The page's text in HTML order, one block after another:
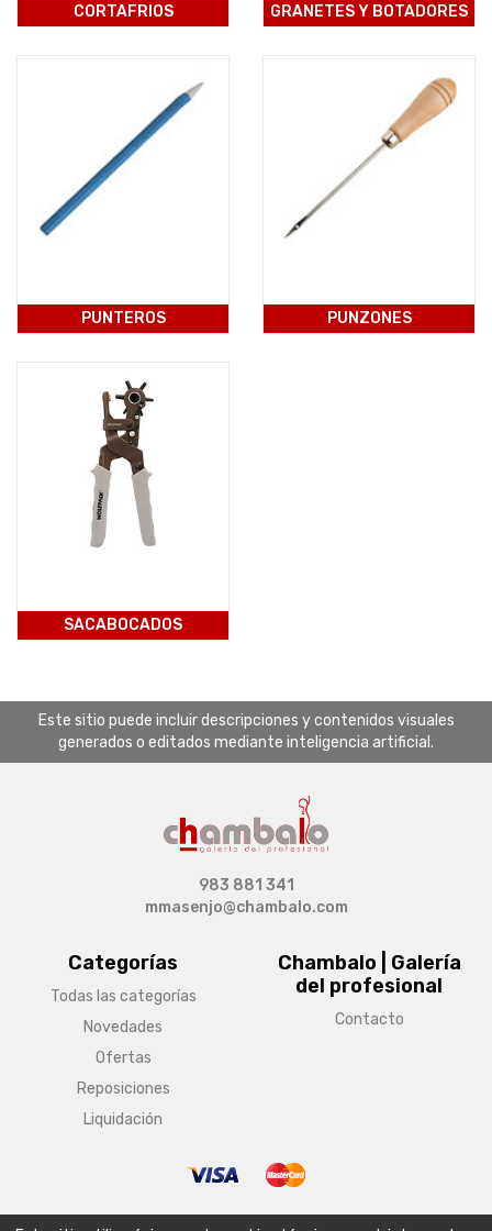
CORTAFRIOS GRANETES Y BOTADORES
PUNTEROS PUNZONES
SACABOCADOS
Este sitio puede incluir descripciones y contenidos visuales
generados o editados mediante inteligencia artificial.
Categorías
Todas las categorías
Novedades
Ofertas
Reposiciones
Liquidación
Chambalo | Galería
del profesional
Contacto
983 881 341
mmasenjo@chambalo.com